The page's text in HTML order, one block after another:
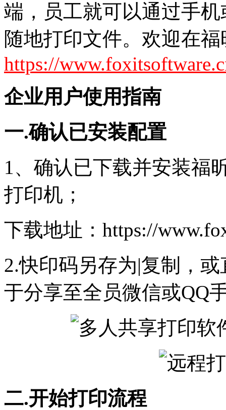
端，员工就可以通过手
随地打印文件。欢迎在
https://
企业用户使用指南
一.确认已安装配置
1、确认已下载并安装福
打印机；
下载地址：https://
2.快印码另存为|复制，
于分享至全员微信或QQ
二.开始打印流程